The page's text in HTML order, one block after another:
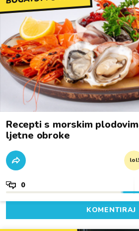
Recepti s morskim
ljetne obroke
lol!
0
KOMENTIRAJ